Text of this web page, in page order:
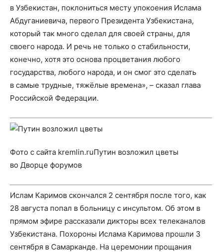
в Узбекистан, поклониться месту упокоения Ислама
Абдуганиевича, первого Президента Узбекистана,
который так много сделал для своей страны, для
своего народа. И речь не только о стабильности,
конечно, хотя это основа процветания любого
государства, любого народа, и он смог это сделать
в самые трудные, тяжёлые времена», – сказал глава
Российской Федерации.
Фото с сайта kremlin.ruПутин возложил цветы
во Дворце форумов
Ислам Каримов скончался 2 сентября после того, как
28 августа попал в больницу с инсультом. Об этом в
прямом эфире рассказали дикторы всех телеканалов
Узбекистана. Похороны Ислама Каримова прошли 3
сентября в Самарканде. На церемонии прощания